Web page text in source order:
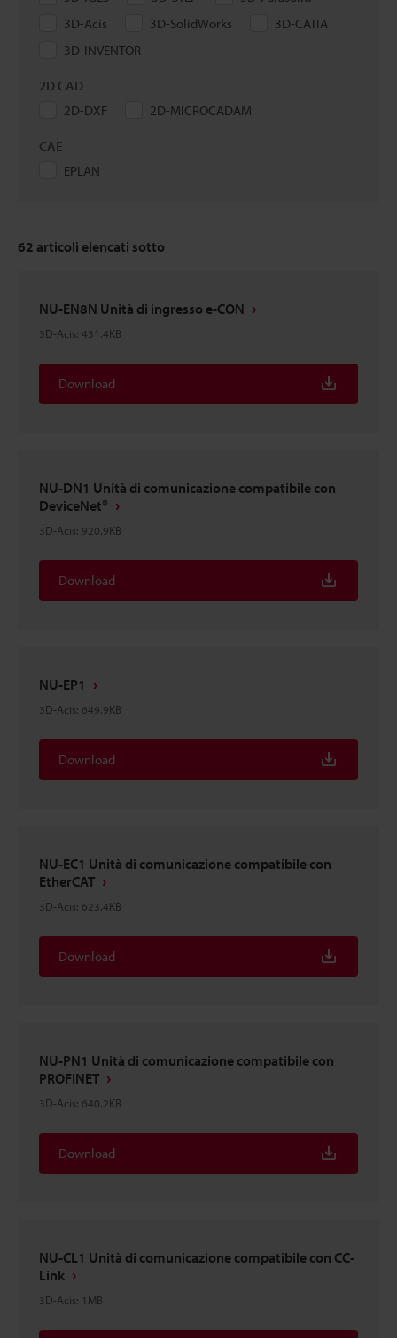
3D-Acis
3D-SolidWorks
3D-CATIA
3D-INVENTOR
2D CAD
2D-DXF
2D-MICROCADAM
CAE
EPLAN
62 articoli elencati sotto
NU-EN8N Unità di ingresso e-CON
3D-Acis: 431.4KB
Download
NU-DN1 Unità di comunicazione compatibile con
DeviceNet®
3D-Acis: 920.9KB
Download
NU-EP1
3D-Acis: 649.9KB
Download
NU-EC1 Unità di comunicazione compatibile con
EtherCAT
3D-Acis: 623.4KB
Download
NU-PN1 Unità di comunicazione compatibile con
PROFINET
3D-Acis: 640.2KB
Download
NU-CL1 Unità di comunicazione compatibile con CC-
Link
3D-Acis: 1MB